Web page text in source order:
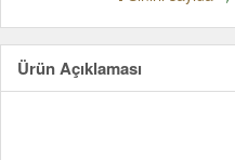
Ürün Açıklaması